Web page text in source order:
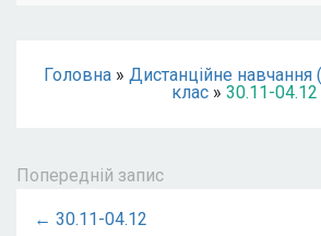
Головна» Дистанційне навчання
клас » 30.11-04.12
Попередній запис
← 30.11-04.12